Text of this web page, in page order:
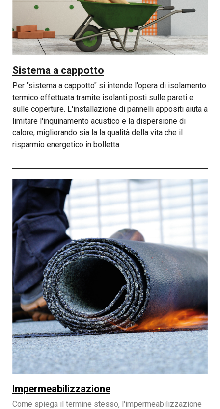
Sistema a cappotto
Per "sistema a cappotto" si intende l'opera di isolamento
termico effettuata tramite isolanti posti sulle pareti e
sulle coperture. L'installazione di pannelli appositi aiuta a
limitare l'inquinamento acustico e la dispersione di
calore, migliorando sia la la qualità della vita che il
risparmio energetico in bolletta.
Impermeabilizzazione
Come spiega il termine stesso, l'impermeabilizzazione